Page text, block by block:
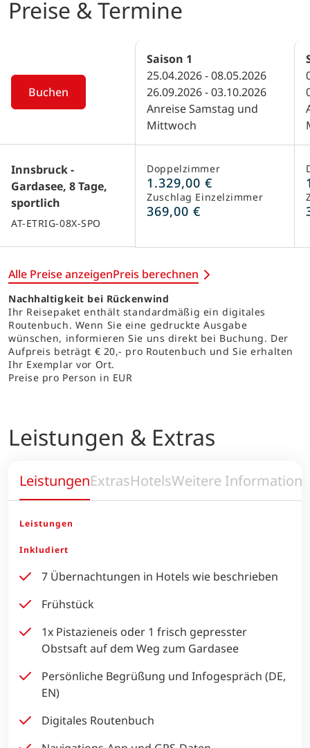
Preise & Termine
Buchen
Innsbruck -
Gardasee, 8 Tage,
sportlich
AT-ETRIG-08X-SPO
Saison 1
25.04.2026 - 08.05.2026
26.09.2026 - 03.10.2026
Anreise Samstag und
Mittwoch
Doppelzimmer
1.329,00 €
Zuschlag Einzelzimmer
369,00 €
Alle Preise anzeigenPreis berechnen
Nachhaltigkeit bei Rückenwind
Ihr Reisepaket enthält standardmäßig ein digitales
Routenbuch. Wenn Sie eine gedruckte Ausgabe
wünschen, informieren Sie uns direkt bei Buchung. Der
Aufpreis beträgt € 20,- pro Routenbuch und Sie erhalten
Ihr Exemplar vor Ort.
Preise pro Person in EUR
Leistungen & Extras
LeistungenExtrasHotelsWeitere
Leistungen
Inkludiert
7 Übernachtungen in Hotels wie beschrieben
Frühstück
1x Pistazieneis oder 1 frisch gepresster
Obstsaft auf dem Weg zum Gardasee
Persönliche Begrüßung und Infogespräch (DE,
EN)
Digitales Routenbuch